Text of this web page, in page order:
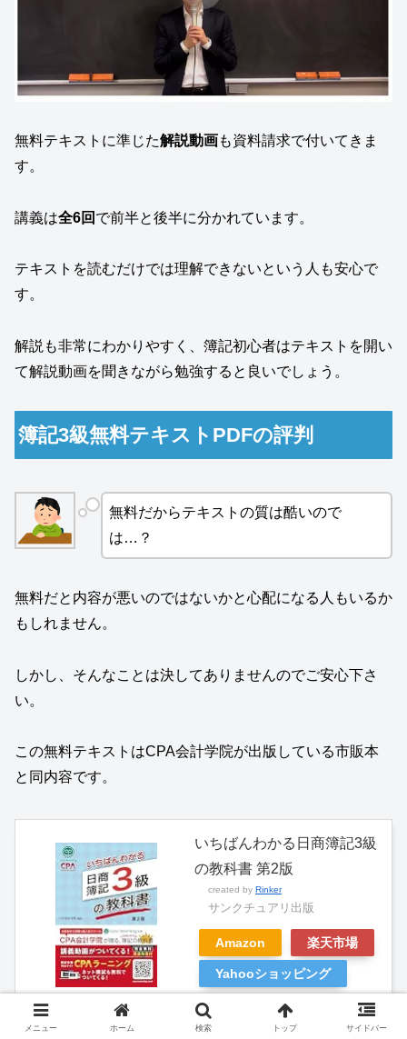
無料テキストに準じた解説動画も資料請求で付いてきま
す。
講義は全6回 で前半と後半に分かれています。
テキストを読むだけでは理解できないという人も安心で
す。
解説も非常にわかりやすく、簿記初心者はテキストを開い
て解説動画を聞きながら勉強すると良いでしょう。
簿記3級無料テキストPDFの評判
無料だからテキストの質は酷いので
は…？
無料だと内容が悪いのではないかと心配になる人もいるか
もしれません。
しかし、そんなことは決してありませんのでご安心下さ
い。
この無料テキストはCPA会計学院が出版している市販本
と同内容です。
いちばんわかる日商簿記3級
の教科書 第2版
created by Rinker
サンクチュアリ出版
Amazon 楽天市場
Yahooショッピング
メニュー ホーム 検索 トップ サイドバー